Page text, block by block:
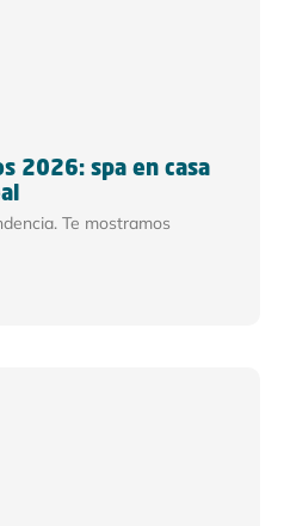
2026: spa en casa
Te mostramos